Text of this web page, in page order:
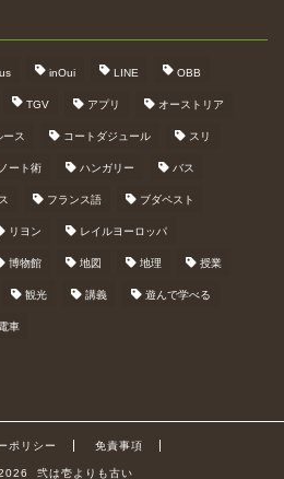
inOui LINE OBB
TGV アプリ オーストリア
ース コートダジュール スリ
ノート術 ハンガリー バス
フランス語 ブダペスト
リヨン レイルヨーロッパ
博物館 地図 地理 授業
観光 講義 遊んで学べる
電車
ポリシー 免責事項
弐は壱よりも古い